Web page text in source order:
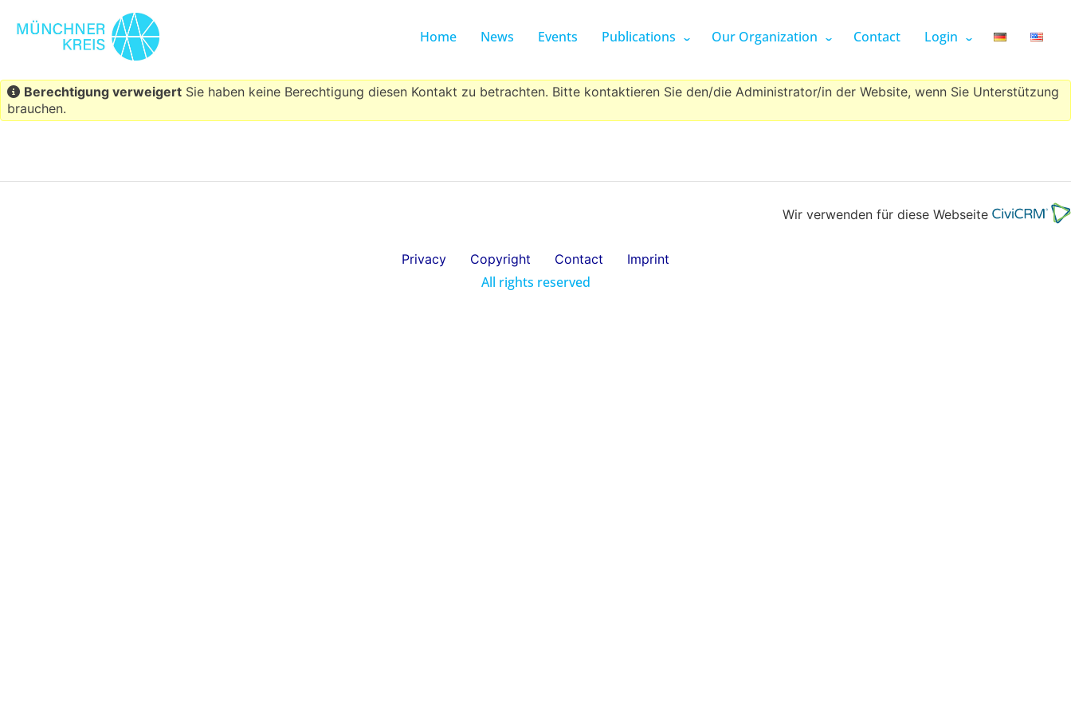
Home News Events Publications Our Organization Contact Login
Berechtigung verweigert Sie haben keine Berechtigung diesen Kontakt zu betrachten. Bitte kontaktieren Sie den/die Administrator/in der Website, wenn Sie Unterstützung
brauchen.
Wir verwenden für diese Webseite
Privacy Copyright Contact Imprint
All rights reserved